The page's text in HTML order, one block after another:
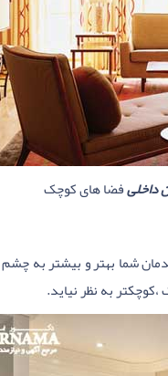
داخلیفضا های کوچک
شما بهتر و بیشتر به
به نظر نیاید.